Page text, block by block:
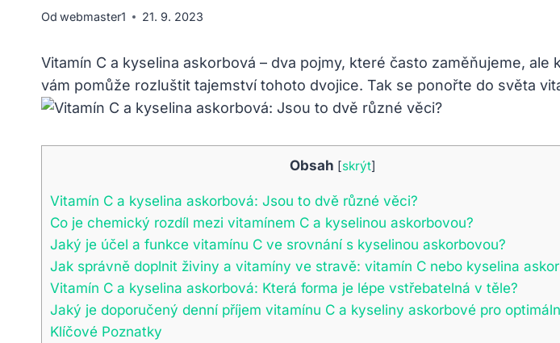
Od webmaster1 21. 9. 2023
Vitamín C a kyselina askorbová – dva pojmy, které často zaměňujeme,
vám pomůže rozluštit tajemství tohoto dvojice. Tak se ponořte do světa
Obsah [skrýt]
Vitamín C a kyselina askorbová: Jsou to dvě různé věci?
Co je chemický rozdíl mezi vitamínem C a kyselinou askorbovou?
Jaký je účel a funkce vitamínu C ve srovnání s kyselinou askorbovou?
Jak správně doplnit živiny a vitamíny ve stravě: vitamín C nebo kyselina
Vitamín C a kyselina askorbová: Která forma je lépe vstřebatelná v těle?
Jaký je doporučený denní příjem vitamínu C a kyseliny askorbové pro
Klíčové Poznatky